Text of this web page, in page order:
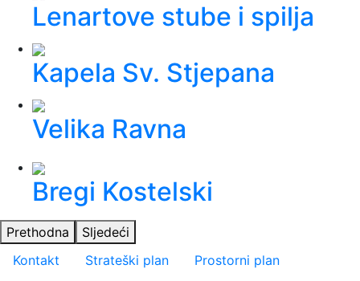
Lenartove stube i spilja
Kapela Sv. Stjepana
Velika Ravna
Bregi Kostelski
Prethodna Sljedeći
Važniji linkovi
Kontakt Strateški plan
Prostorni plan